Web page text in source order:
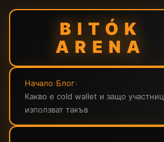
BITÓK
ARENA
Начало›Блог›
Какво е cold wallet и защо
използват такъв